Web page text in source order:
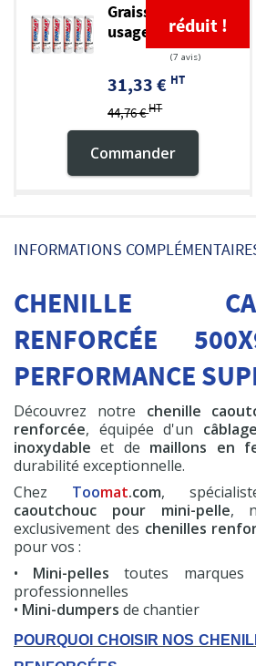
Graisse TP multi-
usage EP 2
31,33 € HT
44,76 €HT
réduit !
Commander
Pompe à graisse
19,50 €
Commander
Chenille Premium
+ 500x92x78W
A partir de1
914,53 €HT
Commander
INFORMATIONS
CHENILLE
RENFORCÉE
PERFORMANCE
Découvrez notre chenille
renforcée, équipée d'un
inoxydable et de maillons en
durabilité exceptionnelle.
Chez Toomat.com,
caoutchouc pour mini-pelle,
exclusivement des chenilles
pour vos :
• Mini-pelles toutes marques
professionnelles
• Mini-dumpers de chantier
POURQUOI CHOISIR NOS